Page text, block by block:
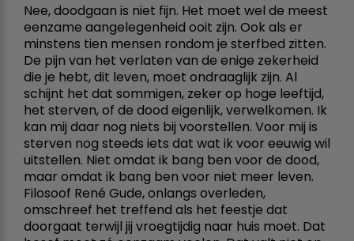
Nee, doodgaan is niet fijn. Het moet wel de meest
eenzame aangelegenheid ooit zijn. Ook als er
minstens tien mensen rondom je sterfbed zitten.
De pijn van het verlaten van de enige zekerheid
die je hebt, dit leven, moet ondraaglijk zijn. Al
schijnt het dat sommigen, zeker op hoge leeftijd,
het sterven, of de dood eigenlijk, verwelkomen. Ik
kan mij daar nog niets bij voorstellen. Voor mij is
sterven nog steeds iets dat wat ik voor eeuwig wil
uitstellen. Niet omdat ik bang ben voor de dood,
maar omdat ik bang ben voor niet meer leven.
Filosoof René Gude, onlangs overleden,
omschreef het treffend als het feestje dat
doorgaat terwijl jij vroegtijdig naar huis moet. Dat